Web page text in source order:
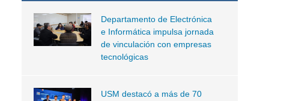
Departamento de Electrónica
e Informática impulsa jornada
de vinculación con empresas
tecnológicas
USM destacó a más de 70